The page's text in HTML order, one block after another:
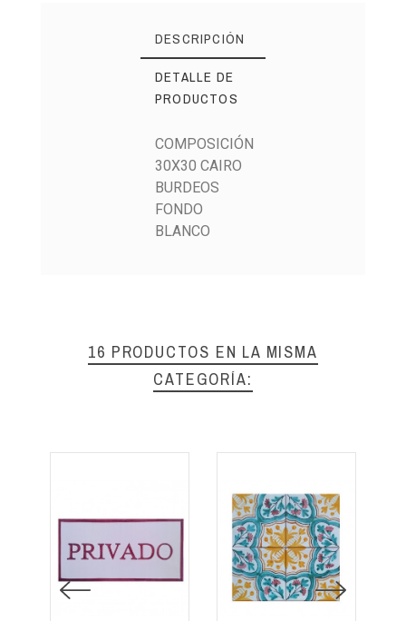
DESCRIPCIÓN
DETALLE DE
PRODUCTOS
COMPOSICIÓN
30X30 CAIRO
BURDEOS
FONDO
BLANCO
16 PRODUCTOS EN LA MISMA
CATEGORÍA: